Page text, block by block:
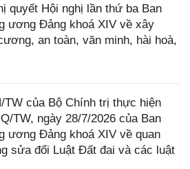
quyết Hội nghị lần thứ ba Ban
ương Đảng khoá XIV về xây
an toàn, văn minh, hài hoà,
TW của Bộ Chính trị thực hiện
TW, ngày 28/7/2026 của Ban
ương Đảng khoá XIV về quan
sửa đổi Luật Đất đai và các luật